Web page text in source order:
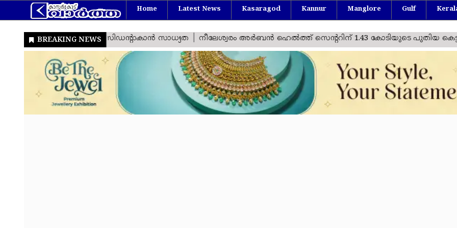
Home Latest News Kasaragod Kannur Manglore Gulf